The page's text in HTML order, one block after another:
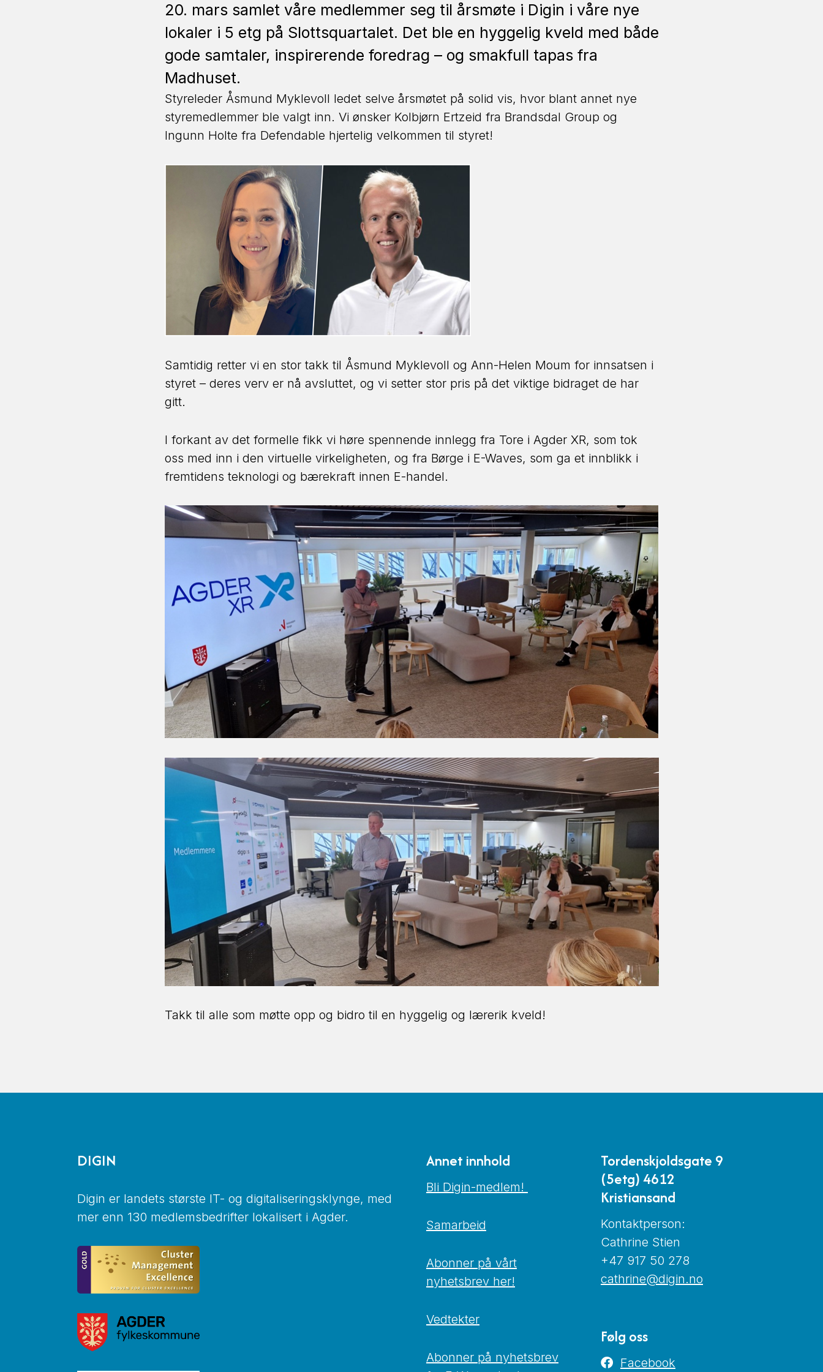
20. mars samlet våre medlemmer seg til årsmøte i Digin i våre nye
lokaler i 5 etg på Slottsquartalet. Det ble en hyggelig kveld med både
gode samtaler, inspirerende foredrag – og smakfull tapas fra
Madhuset.
Styreleder Åsmund Myklevoll ledet selve årsmøtet på solid vis, hvor blant annet nye
styremedlemmer ble valgt inn. Vi ønsker Kolbjørn Ertzeid fra Brandsdal Group og
Ingunn Holte fra Defendable hjertelig velkommen til styret!
Samtidig retter vi en stor takk til Åsmund Myklevoll og Ann-Helen Moum for innsatsen i
styret – deres verv er nå avsluttet, og vi setter stor pris på det viktige bidraget de har
gitt.
I forkant av det formelle fikk vi høre spennende innlegg fra Tore i Agder XR, som tok
oss med inn i den virtuelle virkeligheten, og fra Børge i E-Waves, som ga et innblikk i
fremtidens teknologi og bærekraft innen E-handel.
Takk til alle som møtte opp og bidro til en hyggelig og lærerik kveld!
DIGIN
Digin er landets største IT- og digitaliseringsklynge, med
mer enn 130 medlemsbedrifter lokalisert i Agder.
Annet innhold
Bli Digin-medlem!
Samarbeid
Abonner på vårt
nyhetsbrev her!
Vedtekter
Abonner på nyhetsbrev
Tordenskjoldsgate 9
(5etg) 4612
Kristiansand
Kontaktperson:
Cathrine Stien
+47 917 50 278
cathrine@digin.no
Følg oss
Facebook